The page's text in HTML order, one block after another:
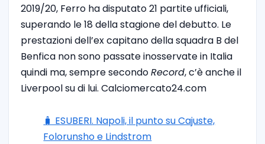
2019/20, Ferro ha disputato 21 partite ufficiali,
superando le 18 della stagione del debutto. Le
prestazioni dell’ex capitano della squadra B del
Benfica non sono passate inosservate in Italia
quindi ma, sempre secondoRecord, c’è anche il
Liverpool su di lui. Calciomercato24.com
🧳 ESUBERI. Napoli, il punto su Cajuste,
Folorunsho e Lindstrom